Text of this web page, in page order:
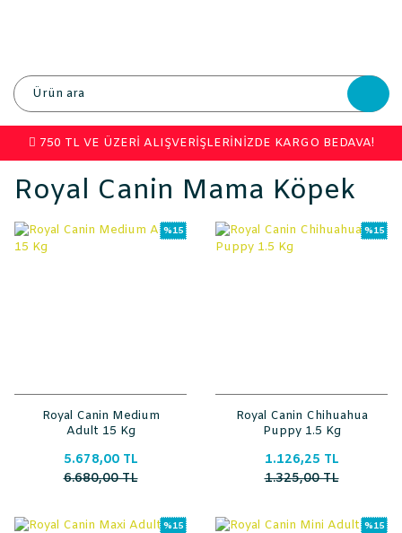
750 TL VE ÜZERİ ALIŞVERİŞLERİNİZDE KARGO BEDAVA!
Royal Canin Mama Köpek
%15
Royal Canin Medium
Adult 15 Kg
5.678,00 TL
6.680,00 TL
%15
Royal Canin Chihuahua
Puppy 1.5 Kg
1.126,25 TL
1.325,00 TL
%15 %15